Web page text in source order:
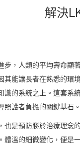
解決
步，人類的平均壽命
其能讓長者在熟悉的環
識的系統之上。這套系
照護者負擔的關鍵基石
也是預防勝於治療理念
體溫的細微變化，便是